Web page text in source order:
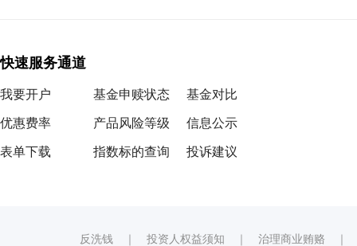
快速服务通道
我要开户
优惠费率
表单下载
基金申赎状态
产品风险等级
指数标的查询
基金对比
信息公示
投诉建议
反洗钱 ｜ 投资人权益须知 ｜ 治理商业贿赂